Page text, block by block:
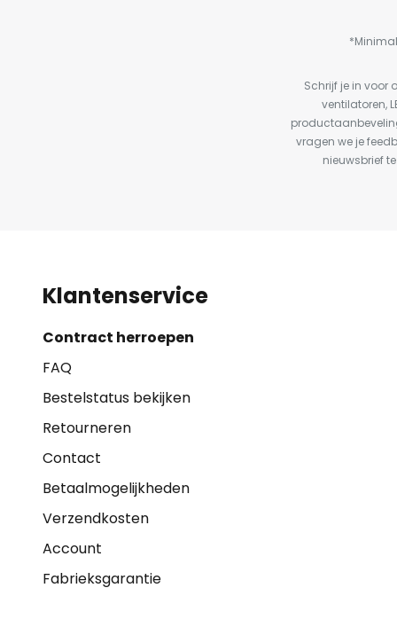
Schrijf je in voor
ventilatoren,
vragen we je
nieuwsbrief
Klantenservice
Contract herroepen
FAQ
Bestelstatus bekijken
Retourneren
Contact
Betaalmogelijkheden
Verzendkosten
Account
Fabrieksgarantie